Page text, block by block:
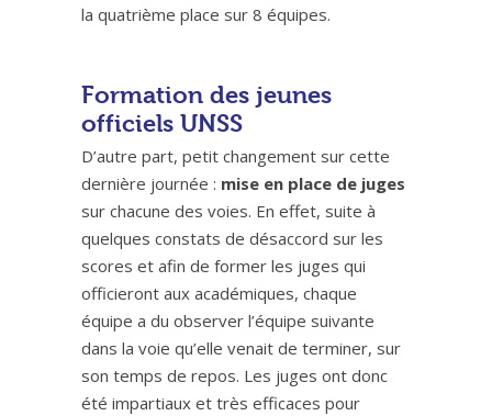
la quatrième place sur 8 équipes.
Formation des jeunes
officiels UNSS
D’autre part, petit changement sur cette
dernière journée : mise en place de juges
sur chacune des voies. En effet, suite à
quelques constats de désaccord sur les
scores et afin de former les juges qui
officieront aux académiques, chaque
équipe a du observer l’équipe suivante
dans la voie qu’elle venait de terminer, sur
son temps de repos. Les juges ont donc
été impartiaux et très efficaces pour